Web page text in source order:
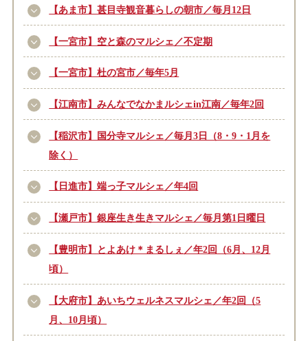
【あま市】甚目寺観音暮らしの朝市／毎月12日
【一宮市】空と森のマルシェ／不定期
【一宮市】杜の宮市／毎年5月
【江南市】みんなでなかまルシェin江南／毎年2回
【稲沢市】国分寺マルシェ／毎月3日（8・9・1月を
除く）
【日進市】端っ子マルシェ／年4回
【瀬戸市】銀座生き生きマルシェ／毎月第1日曜日
【豊明市】とよあけ＊まるしぇ／年2回（6月、12月
頃）
【大府市】あいちウェルネスマルシェ／年2回（5
月、10月頃）